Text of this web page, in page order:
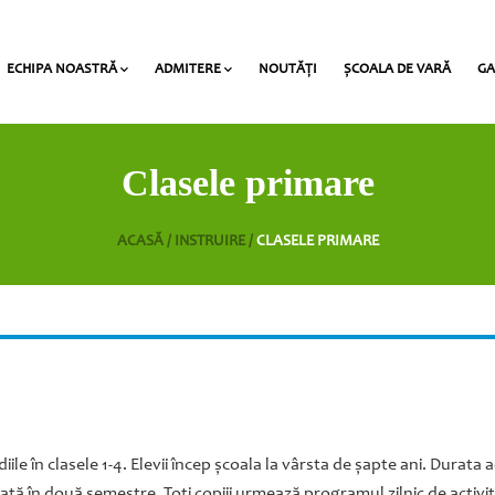
ECHIPA NOASTRĂ ADMITERE NOUTĂŢI ȘCOALA DE VARĂ
Clasele primare
ACASĂ / INSTRUIRE / CLASELE PRIMARE
în clasele 1-4. Elevii încep şcoala la vârsta de şapte ani. Durata